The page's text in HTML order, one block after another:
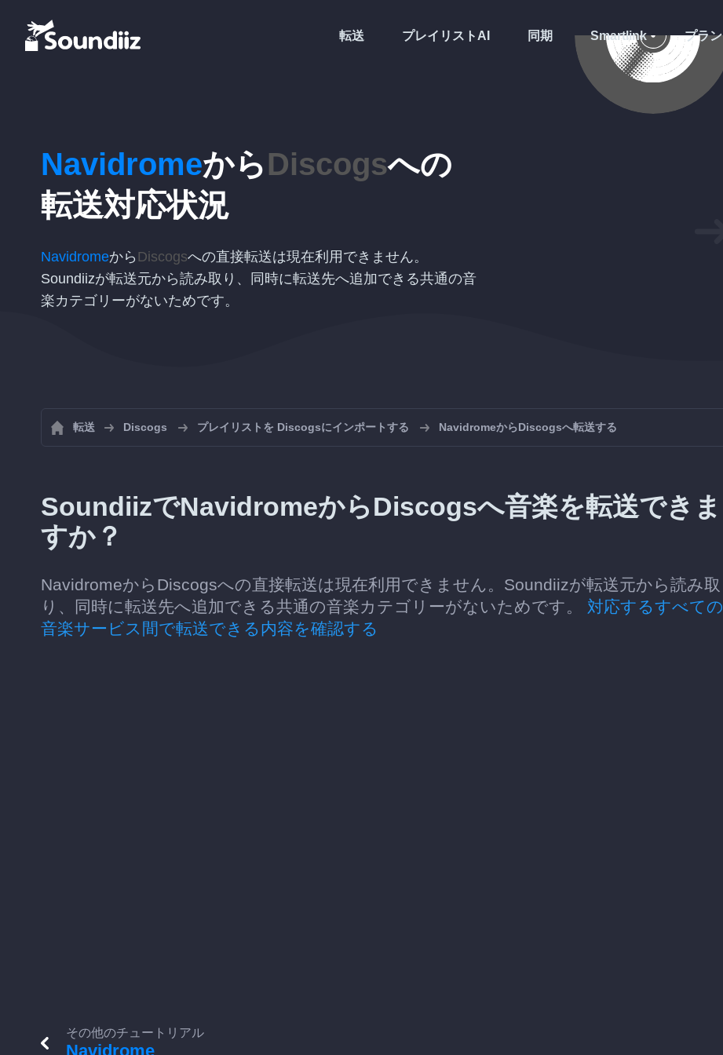
転送 プレイリストAI 同期 Smartlink プラン
NavidromeからDiscogsへの
転送対応状況
Navidromeから Discogsへの直接転送は現在利用できません。
Soundiizが転送元から読み取り、同時に転送先へ追加できる共通の音
楽カテゴリーがないためです。
転送 Discogs プレイリストを Discogsにインポートする NavidromeからDiscogsへ転送する
SoundiizでNavidromeからDiscogsへ音楽を転送できま
すか？
NavidromeからDiscogsへの直接転送は現在利用できません。Soundiizが転送元から読み取
り、同時に転送先へ追加できる共通の音楽カテゴリーがないためです。 対応するすべての
音楽サービス間で転送できる内容を確認する
その他のチュートリアル
Navidrome